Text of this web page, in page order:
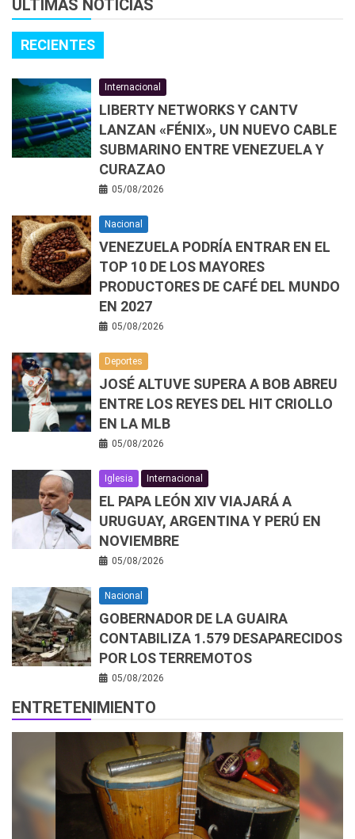
ÚLTIMAS NOTICIAS
RECIENTES
Internacional
LIBERTY NETWORKS Y CANTV
LANZAN «FÉNIX», UN NUEVO CABLE
SUBMARINO ENTRE VENEZUELA Y
CURAZAO
05/08/2026
Nacional
VENEZUELA PODRÍA ENTRAR EN EL
TOP 10 DE LOS MAYORES
PRODUCTORES DE CAFÉ DEL MUNDO
EN 2027
05/08/2026
Deportes
JOSÉ ALTUVE SUPERA A BOB ABREU
ENTRE LOS REYES DEL HIT CRIOLLO
EN LA MLB
05/08/2026
Iglesia Internacional
EL PAPA LEÓN XIV VIAJARÁ A
URUGUAY, ARGENTINA Y PERÚ EN
NOVIEMBRE
05/08/2026
Nacional
GOBERNADOR DE LA GUAIRA
CONTABILIZA 1.579 DESAPARECIDOS
POR LOS TERREMOTOS
05/08/2026
ENTRETENIMIENTO